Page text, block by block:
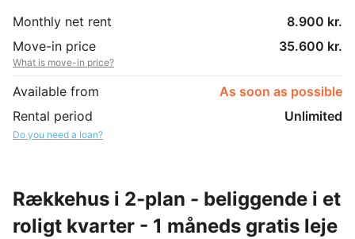
Monthly net rent
8.900 kr.
Move-in price
35.600 kr.
What is move-in price?
Available from
As soon as possible
Rental period
Unlimited
Do you need a loan?
Rækkehus i 2-plan - beliggende i et
roligt kvarter - 1 måneds gratis leje